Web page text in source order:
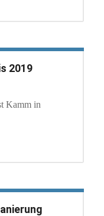
2019
Kamm in